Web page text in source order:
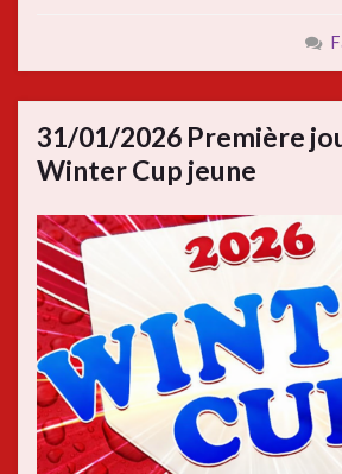
31/01/2026 Première
Winter Cup jeune